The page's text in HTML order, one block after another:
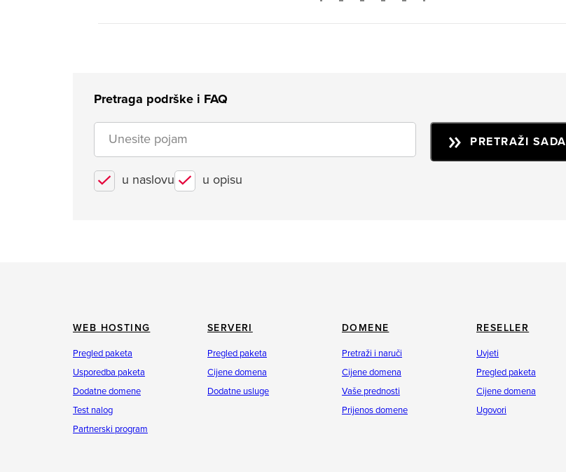
Pretraga podrške i FAQ
u naslovu u opisu
PRETRAŽI SADA
WEB HOSTING
Pregled paketa
Usporedba paketa
Dodatne domene
Test nalog
Partnerski program
SERVERI
Pregled paketa
Cijene domena
Dodatne usluge
DOMENE
Pretraži i naruči
Cijene domena
Vaše prednosti
Prijenos domene
RESELLER
Uvjeti
Pregled paketa
Cijene domena
Ugovori